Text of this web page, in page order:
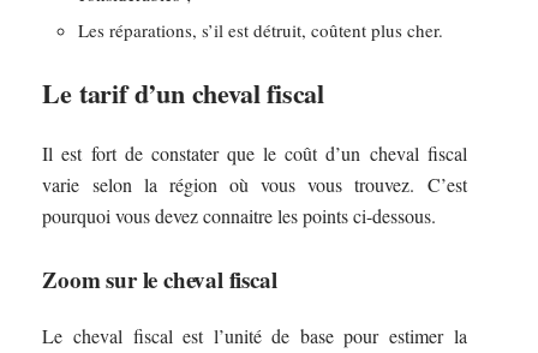
Les réparations, s’il est détruit, coûtent plus cher.
Le tarif d’un cheval fiscal
Il est fort de constater que le coût d’un cheval fiscal
varie selon la région où vous vous trouvez. C’est
pourquoi vous devez connaitre les points ci-dessous.
Zoom sur le cheval fiscal
Le cheval fiscal est l’unité de base pour estimer la